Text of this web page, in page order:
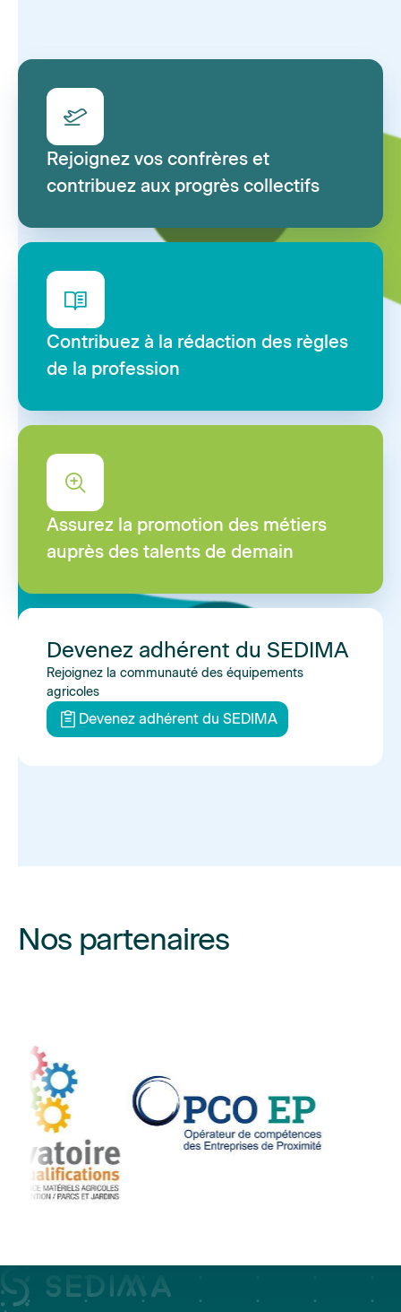
Rejoignez vos confrères et
contribuez aux progrès collectifs
Contribuez à la rédaction des règles
de la profession
Assurez la promotion des métiers
auprès des talents de demain
Devenez adhérent du SEDIMA
Rejoignez la communauté des équipements
agricoles
Devenez adhérent du SEDIMA
Nos partenaires